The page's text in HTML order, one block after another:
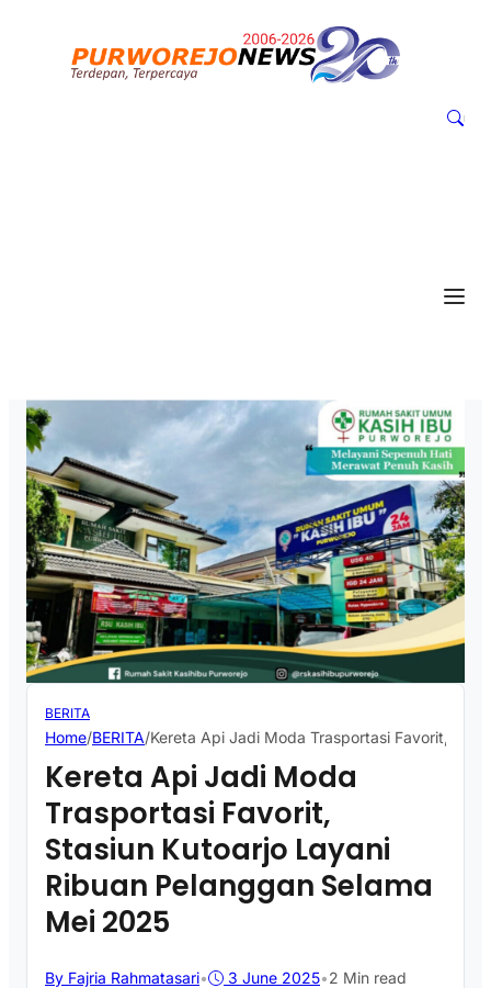
BERITA
Home/BERITA/Kereta Api Jadi Moda Trasportasi Favorit,
Kereta Api Jadi Moda
Trasportasi Favorit,
Stasiun Kutoarjo Layani
Ribuan Pelanggan Selama
Mei 2025
By Fajria Rahmatasari• 3 June 2025•2 Min read